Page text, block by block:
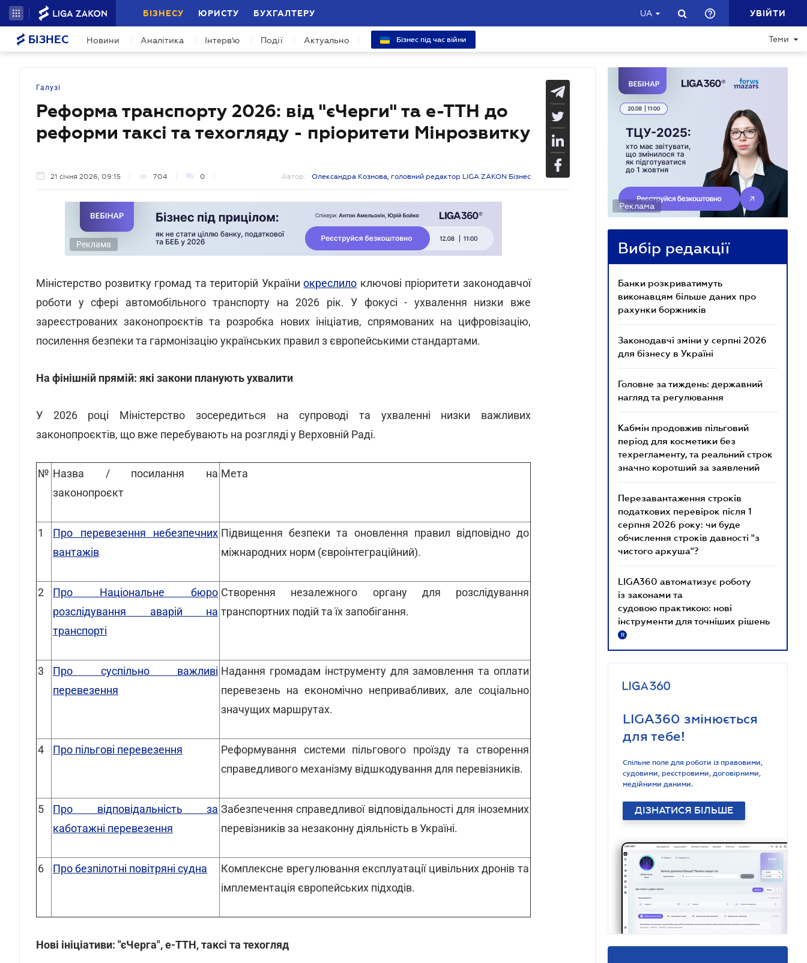
БІЗНЕСУ ЮРИСТУ БУХГАЛТЕРУ UA УВІЙТИ
БІЗНЕС Новини Аналітика Інтерв'ю Події Актуально Бізнес під час війни Теми
Галузі
Реформа транспорту 2026: від "єЧерги" та е-ТТН до
реформи таксі та техогляду - пріоритети Мінрозвитку
21 січня 2026, 09:15 704 0 Автор: Олександра Кознова, головний редактор LIGA ZAKON Бізнес
Реклама
Міністерство розвитку громад та територій Україниокреслило ключові пріоритети законодавчої
роботи у сфері автомобільного транспорту на 2026 рік. У фокусі - ухвалення низки вже
зареєстрованих законопроєктів та розробка нових ініціатив, спрямованих на цифровізацію,
посилення безпеки та гармонізацію українських правил з європейськими стандартами.
На фінішній прямій: які закони планують ухвалити
У 2026 році Міністерство зосередиться на супроводі та ухваленні низки важливих
законопроєктів, що вже перебувають на розгляді у Верховній Раді.
№ Назва / посилання на
законопроєкт
Мета
1
Про перевезення небезпечних
вантажів
Підвищення безпеки та оновлення правил відповідно до
міжнародних норм (євроінтеграційний).
2
Про Національне бюро
розслідування аварій на
транспорті
Створення незалежного органу для розслідування
транспортних подій та їх запобігання.
3
Про суспільно важливі
перевезення
Надання громадам інструменту для замовлення та оплати
перевезень на економічно непривабливих, але соціально
значущих маршрутах.
4 Про пільгові перевезення
Реформування системи пільгового проїзду та створення
справедливого механізму відшкодування для перевізників.
5
Про відповідальність за
каботажні перевезення
Забезпечення справедливої відповідальності для іноземних
перевізників за незаконну діяльність в Україні.
6 Про безпілотні повітряні судна
Комплексне врегулювання експлуатації цивільних дронів та
імплементація європейських підходів.
Нові ініціативи: "єЧерга", е-ТТН, таксі та техогляд
Реклама
Вибір редакції
Банки розкриватимуть
виконавцям більше даних про
рахунки боржників
Законодавчі зміни у серпні 2026
для бізнесу в Україні
Головне за тиждень: державний
нагляд та регулювання
Кабмін продовжив пільговий
період для косметики без
техрегламенту, та реальний строк
значно коротший за заявлений
Перезавантаження строків
податкових перевірок після 1
серпня 2026 року: чи буде
обчислення строків давності "з
чистого аркуша"?
LIGA360 автоматизує роботу
із законами та
судовою практикою: нові
інструменти для точніших рішень
R
LIGA360 змінюється
для тебе!
Спільне поле для роботи із правовими,
судовими, реєстровими, договірними,
медійними даними.
ДІЗНАТИСЯ БІЛЬШЕ